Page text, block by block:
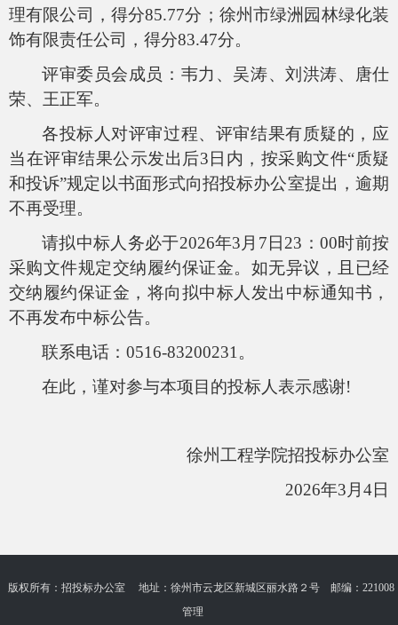
理有限公司 ， 得分85.77分 ； 徐州市绿洲园林绿化装
饰有限责任公司 ， 得分83.47分。
评审委员会成员：韦力 、 吴涛、刘洪涛、
唐仕
荣、 王正军。
各投标人对评审过程、评审结果有质疑的，应
当在评审结果公示发出后3日内，按采购文件“质疑
和投诉”规定以书面形式向招投标办公室提出，逾期
不再受理。
请拟中标人务必于2026年3 月 7 日 23：00时前按
采购文件规定交纳履约保证金。如无异议，且已经
交纳履约保证金，将向拟中标人发出中标通知书，
不再发布中标公告。
联系电话： 0516-83200231。
在此，谨对参与本项目的投标人表示感谢!
徐州工程学院招投标办公室
2026年3 月 4日
版权所有：招投标办公室 地址：徐州市云龙区新城区丽水路２号 邮编：221008
管理